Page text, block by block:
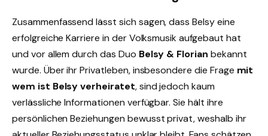
Zusammenfassend lässt sich sagen, dass Belsy eine
erfolgreiche Karriere in der Volksmusik aufgebaut hat
und vor allem durch das Duo Belsy & Florian bekannt
wurde. Über ihr Privatleben, insbesondere die Frage mit
wem ist Belsy verheiratet, sind jedoch kaum
verlässliche Informationen verfügbar. Sie hält ihre
persönlichen Beziehungen bewusst privat, weshalb ihr